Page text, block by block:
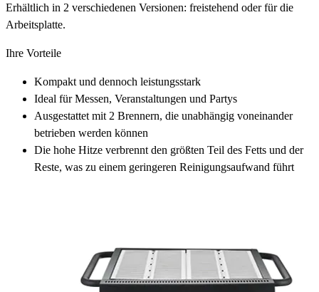
Erhältlich in 2 verschiedenen Versionen: freistehend oder für die
Arbeitsplatte.
Ihre Vorteile
Kompakt und dennoch leistungsstark
Ideal für Messen, Veranstaltungen und Partys
Ausgestattet mit 2 Brennern, die unabhängig voneinander
betrieben werden können
Die hohe Hitze verbrennt den größten Teil des Fetts und der
Reste, was zu einem geringeren Reinigungsaufwand führt